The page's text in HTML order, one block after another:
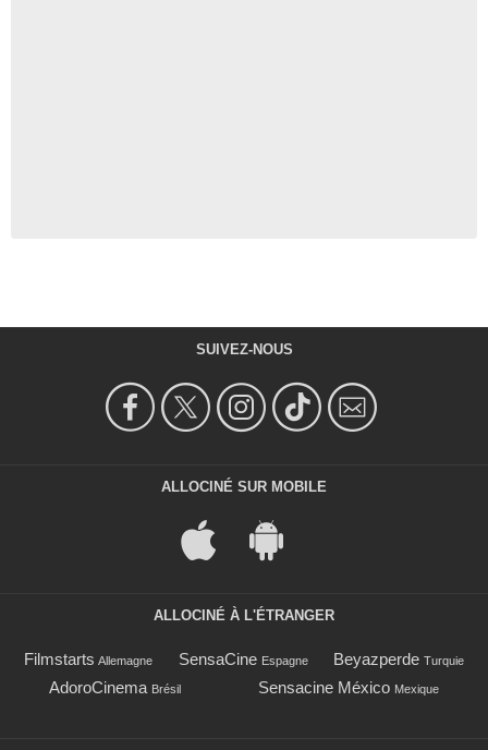
SUIVEZ-NOUS
ALLOCINÉ SUR MOBILE
ALLOCINÉ À L'ÉTRANGER
Filmstarts Allemagne SensaCine Espagne Beyazperde Turquie
AdoroCinema Brésil Sensacine México Mexique